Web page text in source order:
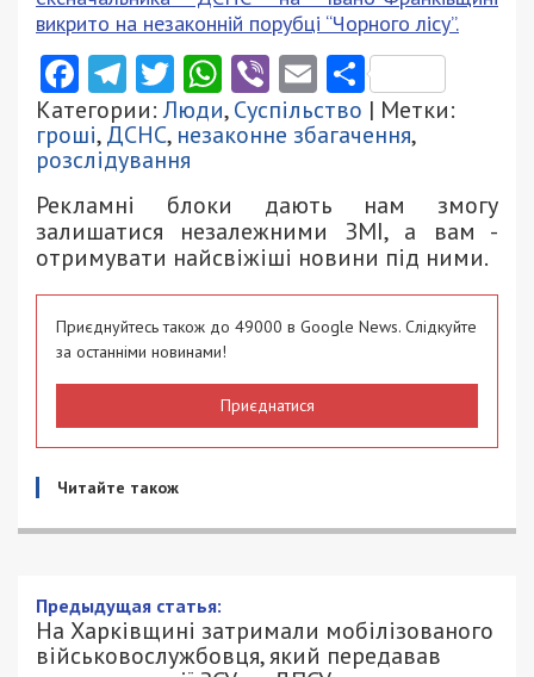
викрито на незаконній порубці “Чорного лісу”.
Facebook
Telegram
Twitter
WhatsApp
ViberEmail
Категории:Люди,Суспільство | Метки:
гроші,ДСНС, незаконне збагачення,
розслідування
Рекламні блоки дають нам змогу
залишатися незалежними ЗМІ, а вам -
отримувати найсвіжіші новини під ними.
Приєднуйтесь також до 49000 в Google News. Слідкуйте
за останніми новинами!
Приєднатися
Читайте також
На Харківщині затримали
мобілізованого військовослужбовця,